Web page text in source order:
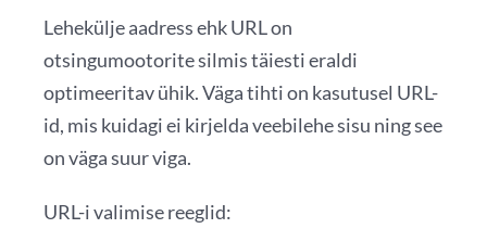
Lehekülje aadress ehk URL on
otsingumootorite silmis täiesti eraldi
optimeeritav ühik. Väga tihti on kasutusel URL-
id, mis kuidagi ei kirjelda veebilehe sisu ning see
on väga suur viga.
URL-i valimise reeglid: